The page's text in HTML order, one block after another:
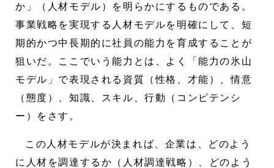
か」（人材モデル）を明らかにするものである。
事業戦略を実現する人材モデルを明確にして、短
期的かつ中長期的に社員の能力を育成することが
狙いだ。ここでいう能力とは、よく「能力の氷山
モデル」で表現される資質（性格、才能）、情意
（態度）、知識、スキル、行動（コンピテンシ
ー）をさす。
この人材モデルが決まれば、企業は、どのよう
に人材を調達するか（人材調達戦略）、どのよう